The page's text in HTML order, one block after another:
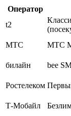
Оператор
t2
МТС МТС
билайн
bee
Ростелеком
Т-Мобайл